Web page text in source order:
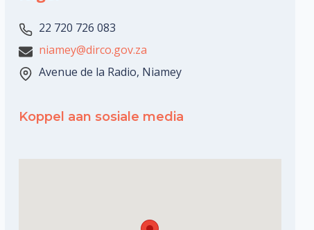
22 720 726 083
niamey@dirco.gov.za
Avenue de la Radio, Niamey
Koppel aan sosiale media